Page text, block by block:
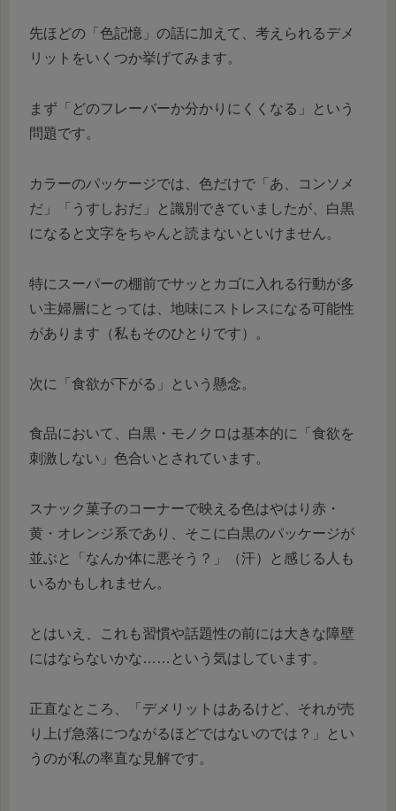
先ほどの「色記憶」の話に加えて、考えられるデメ
リットをいくつか挙げてみます。
まず「どのフレーバーか分かりにくくなる」という
問題です。
カラーのパッケージでは、色だけで「あ、コンソメ
だ」「うすしおだ」と識別できていましたが、白黒
になると文字をちゃんと読まないといけません。
特にスーパーの棚前でサッとカゴに入れる行動が多
い主婦層にとっては、地味にストレスになる可能性
があります（私もそのひとりです）。
次に「食欲が下がる」という懸念。
食品において、白黒・モノクロは基本的に「食欲を
刺激しない」色合いとされています。
スナック菓子のコーナーで映える色はやはり赤・
黄・オレンジ系であり、そこに白黒のパッケージが
並ぶと「なんか体に悪そう？」（汗）と感じる人も
いるかもしれません。
とはいえ、これも習慣や話題性の前には大きな障壁
にはならないかな……という気はしています。
正直なところ、「デメリットはあるけど、それが売
り上げ急落につながるほどではないのでは？」とい
うのが私の率直な見解です。